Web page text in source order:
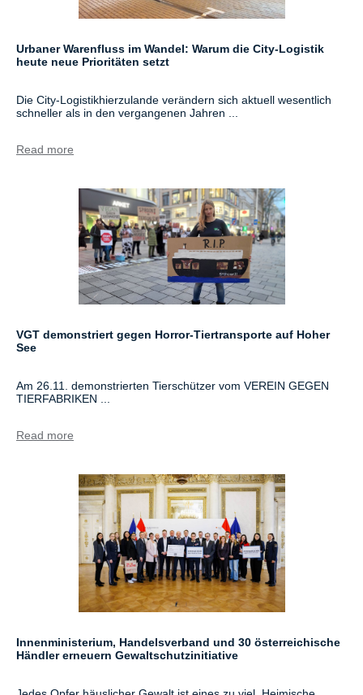
Urbaner Warenfluss im Wandel: Warum die City-Logistik
heute neue Prioritäten setzt
Die City-Logistikhierzulande verändern sich aktuell wesentlich
schneller als in den vergangenen Jahren ...
Read more
VGT demonstriert gegen Horror-Tiertransporte auf Hoher
See
Am 26.11. demonstrierten Tierschützer vom VEREIN GEGEN
TIERFABRIKEN ...
Read more
Innenministerium, Handelsverband und 30 österreichische
Händler erneuern Gewaltschutzinitiative